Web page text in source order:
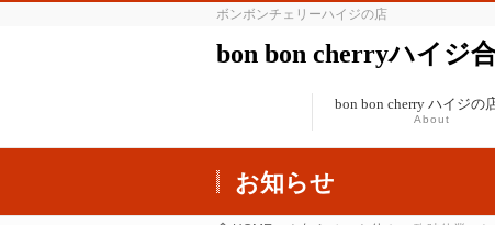
ボンボンチェリーハイジの店
bon bon cherryハイジ
bon bon cherry ハイジの
About
お知らせ